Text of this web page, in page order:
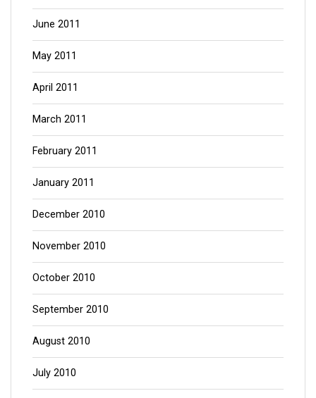
June 2011
May 2011
April 2011
March 2011
February 2011
January 2011
December 2010
November 2010
October 2010
September 2010
August 2010
July 2010